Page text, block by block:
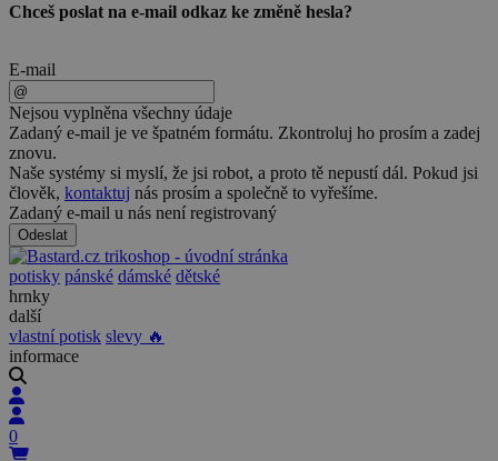
Chceš poslat na e-mail odkaz ke změně hesla?
E-mail
Nejsou vyplněna všechny údaje
Zadaný e-mail je ve špatném formátu. Zkontroluj ho prosím a zadej
znovu.
Naše systémy si myslí, že jsi robot, a proto tě nepustí dál. Pokud jsi
člověk, kontaktuj nás prosím a společně to vyřešíme.
Zadaný e-mail u nás není registrovaný
Odeslat
potisky pánské dámské dětské
hrnky
další
vlastní potisk slevy 🔥
informace
0